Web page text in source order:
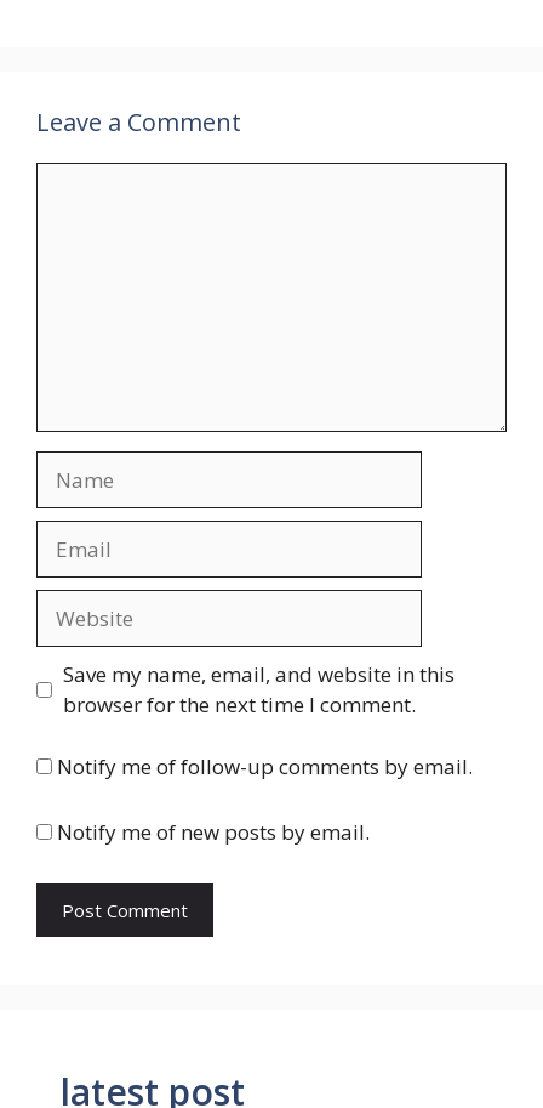
Leave a Comment
Save my name, email, and website in this
browser for the next time I comment.
Notify me of follow-up comments by email.
Notify me of new posts by email.
latest post